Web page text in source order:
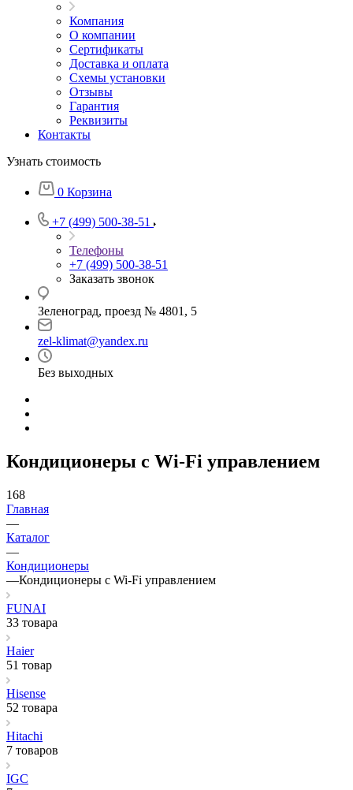
Компания
О компании
Сертификаты
Доставка и оплата
Схемы установки
Отзывы
Гарантия
Реквизиты
Контакты
Узнать стоимость
0 Корзина
+7 (499) 500-38-51
Телефоны
+7 (499) 500-38-51
Заказать звонок
Зеленоград, проезд № 4801, 5
zel-klimat@yandex.ru
Без выходных
Кондиционеры с Wi-Fi управлением
168
Главная
—
Каталог
—
Кондиционеры
—Кондиционеры с Wi-Fi управлением
FUNAI
33 товара
Haier
51 товар
Hisense
52 товара
Hitachi
7 товаров
IGC